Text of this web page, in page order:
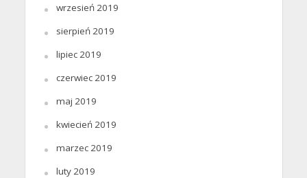
wrzesień 2019
sierpień 2019
lipiec 2019
czerwiec 2019
maj 2019
kwiecień 2019
marzec 2019
luty 2019